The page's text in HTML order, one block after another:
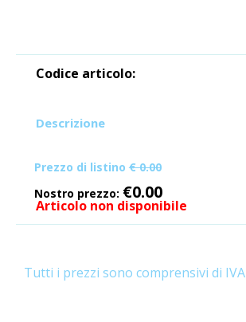
Codice articolo:
Descrizione
Prezzo di listino € 0.00
Nostro prezzo: €0.00
Articolo non disponibile
Tutti i prezzi sono comprensivi di IVA